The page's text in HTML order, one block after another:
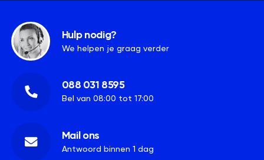
Hulp nodig?
We helpen je graag verder
088 031 8595
Bel van 08:00 tot 17:00
Mail ons
Antwoord binnen 1 dag